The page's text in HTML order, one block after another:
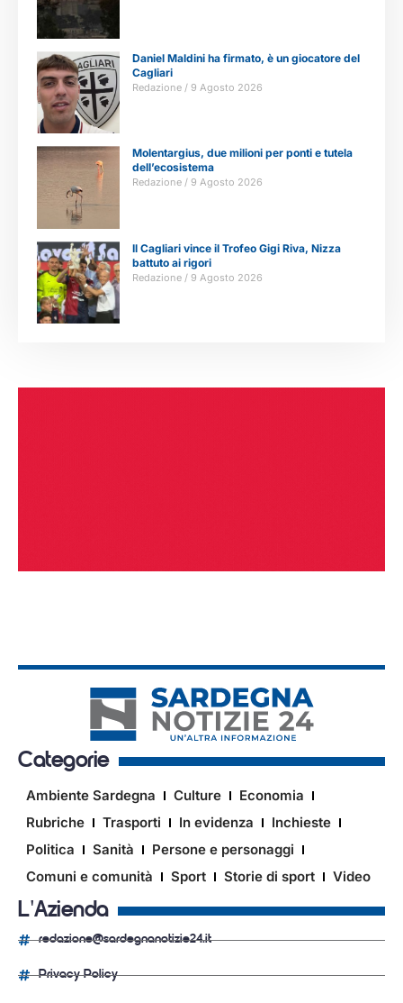
Daniel Maldini ha firmato, è un giocatore del
Cagliari
Redazione 9 Agosto 2026
Molentargius, due milioni per ponti e tutela
dell’ecosistema
Redazione 9 Agosto 2026
Il Cagliari vince il Trofeo Gigi Riva, Nizza
battuto ai rigori
Redazione 9 Agosto 2026
Categorie
Ambiente Sardegna Culture
Economia
Rubriche
Trasporti In evidenza
Inchieste
Politica
Sanità
Persone e personaggi
Comuni e comunità
Sport Storie di sport Video
L'Azienda
redazione@sardegnanotizie24.it
Privacy Policy